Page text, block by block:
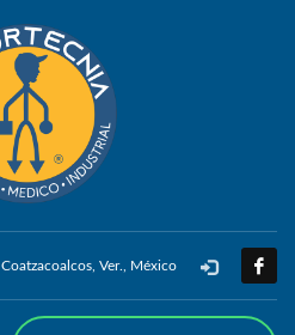
Coatzacoalcos, Ver., México